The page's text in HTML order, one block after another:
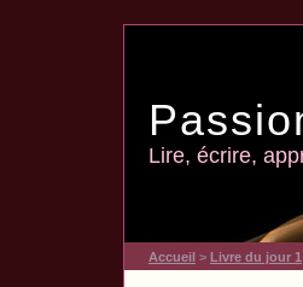
Lire, écrire,
Accueil > Livre du jour 1